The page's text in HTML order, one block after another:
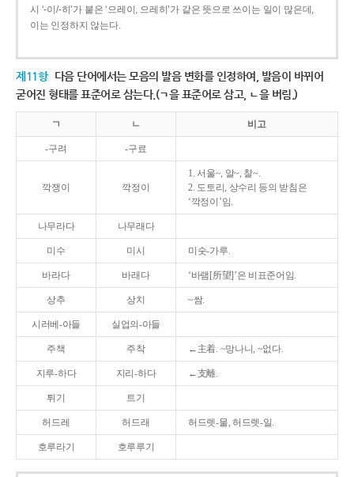
시 ‘-이/-히’가 붙은 ‘으레이, 으레히’가 같은 뜻으로 쓰이는 일이 많은데,
이는 인정하지 않는다.
제11항 다음 단어에서는 모음의 발음 변화를 인정하여, 발음이 바뀌어
굳어진 형태를 표준어로 삼는다.(ㄱ을 표준어로 삼고, ㄴ을 버림.)
ㄱ ㄴ 비고
-구려 -구료
깍쟁이 깍정이
1. 서울~, 알~, 찰~.
2. 도토리, 상수리 등의 받침은
‘깍정이’임.
나무라다 나무래다
미수 미시 미숫-가루.
바라다 바래다 ‘바램[所望]’은 비표준어임.
상추 상치 ~쌈.
시러베-아들 실업의-아들
주책 주착 ←主着. ~망나니, ~없다.
지루-하다 지리-하다 ←支離.
튀기 트기
허드레 허드래 허드렛-물, 허드렛-일.
호루라기 호루루기